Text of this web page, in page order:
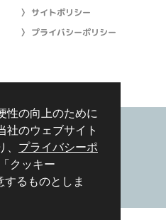
性の向上のために
社のウェブサイト
プライバシーポ
クッキー
るものとしま
南久宝寺町 2-2-9 船場フジイビル7
代田区神田多町 2-2 神田 21 ビル5
〉 サイトポリシー
〉 プライバシーポリシー